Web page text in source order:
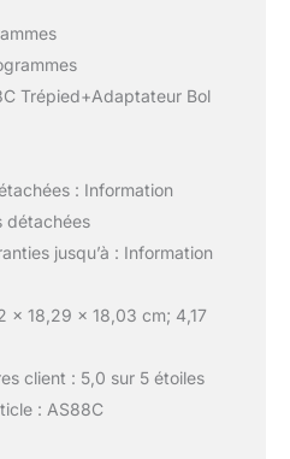
Trépied+Adaptateur Bol
: Information
détachées
jusqu’à : Information
x 18,29 x 18,03 cm; 4,17
client : 5,0 sur 5 étoiles
: AS88C